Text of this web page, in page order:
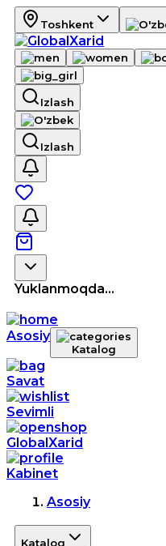
Toshkent
Izlash
Izlash
Yuklanmoqda...
Asosiy
Katalog
Savat
Sevimli
GlobalXarid
Kabinet
Asosiy
Katalog